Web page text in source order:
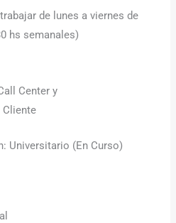
de lunes a viernes de
hs semanales)
Center y
Universitario (En Curso)